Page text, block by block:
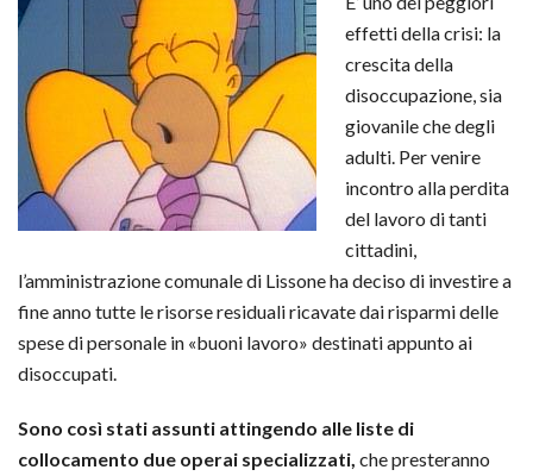
effetti della crisi: la
crescita della
disoccupazione, sia
giovanile che degli
adulti. Per venire
incontro alla perdita
del lavoro di tanti
cittadini,
l’amministrazione comunale di Lissone ha deciso di investire a
fine anno tutte le risorse residuali ricavate dai risparmi delle
spese di personale in «buoni lavoro» destinati appunto ai
disoccupati.
Sono così stati assunti attingendo alle liste di
collocamento due operai specializzati, che presteranno